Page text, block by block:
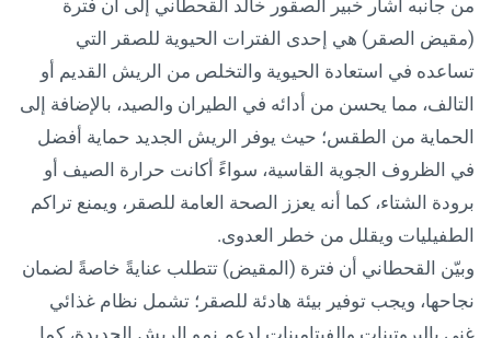
من جانبه أشار خبير الصقور خالد القحطاني إلى أن فترة
(مقيض الصقر) هي إحدى الفترات الحيوية للصقر التي
تساعده في استعادة الحيوية والتخلص من الريش القديم أو
التالف، مما يحسن من أدائه في الطيران والصيد، بالإضافة إلى
الحماية من الطقس؛ حيث يوفر الريش الجديد حماية أفضل
في الظروف الجوية القاسية، سواءً أكانت حرارة الصيف أو
برودة الشتاء، كما أنه يعزز الصحة العامة للصقر، ويمنع تراكم
الطفيليات ويقلل من خطر العدوى.
وبيّن القحطاني أن فترة (المقيض) تتطلب عنايةً خاصةً لضمان
نجاحها، ويجب توفير بيئة هادئة للصقر؛ تشمل نظام غذائي
غني بالبروتينات والفيتامينات لدعم نمو الريش الجديدة، كما